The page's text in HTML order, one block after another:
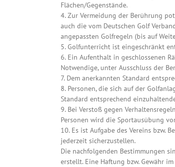
Flächen/Gegenstände.
4. Zur Vermeidung der Berührung
auch die vom Deutschen Golf
angepassten Golfregeln (bis auf
5. Golfunterricht ist eingeschränkt
6. Ein Aufenthalt in geschlossenen
Notwendige, unter Ausschluss der
7. Dem anerkannten Standard
8. Personen, die sich auf der
Standard entsprechend
9. Bei Verstoß gegen
Personen wird die Sportausübung
10. Es ist Aufgabe des Vereins bzw.
jederzeit sicherzustellen.
Die nachfolgenden Bestimmungen
erstellt. Eine Haftung bzw. Gewähr